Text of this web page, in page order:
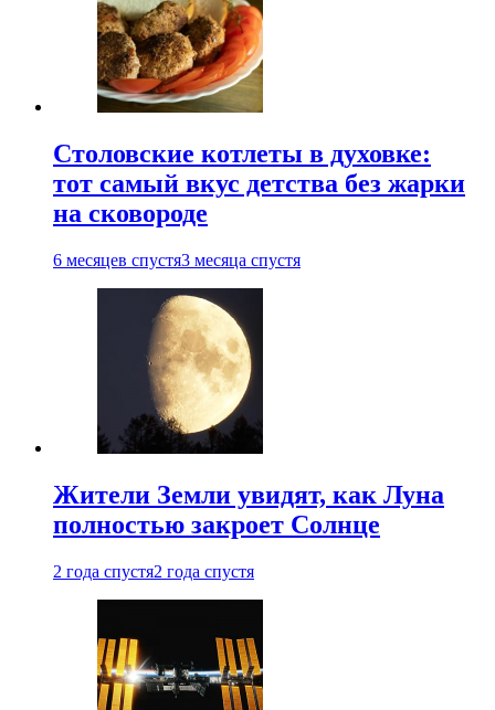
Столовские котлеты в духовке:
тот самый вкус детства без жарки
на сковороде
6 месяцев спустя3 месяца спустя
Жители Земли увидят, как Луна
полностью закроет Солнце
2 года спустя2 года спустя